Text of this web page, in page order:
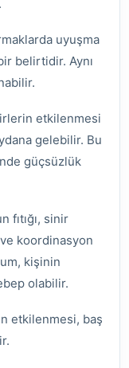
uyuşma
belirtidir. Aynı
etkilenmesi
gelebilir. Bu
güçsüzlük
fıtığı, sinir
koordinasyon
kişinin
olabilir.
etkilenmesi, baş